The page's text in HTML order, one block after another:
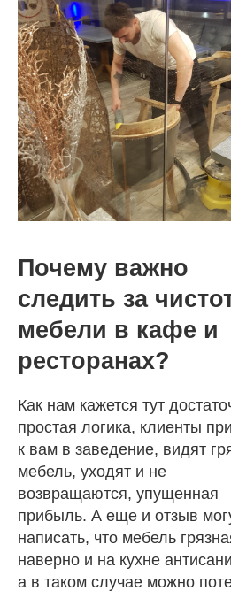
Почему важно
следить за
мебели в кафе и
ресторанах?
Как нам кажется тут
простая логика, клиенты
к вам в заведение, видят
мебель, уходят и не
возвращаются, упущенная
прибыль. А еще и отзыв
написать, что мебель
наверно и на кухне
а в таком случае можно